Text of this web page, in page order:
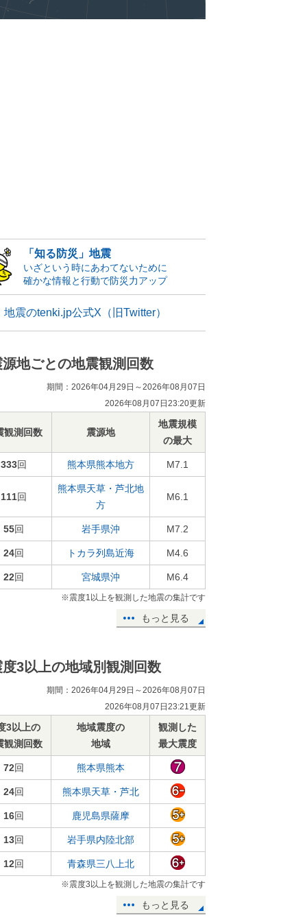
「知る防災」地震
いざという時にあわてないために
確かな情報と行動で防災力アップ
地震のtenki.jp公式X（旧Twitter）
源地ごとの地震観測回数
期間：2026年04月29日～2026年08月07日
2026年08月07日23:20更新
観測回数 震源地
地震規模
の最大
333回 熊本県熊本地方 M7.1
111回
熊本県天草・芦北地
方
M6.1
55回 岩手県沖 M7.2
24回 トカラ列島近海 M4.6
22回 宮城県沖 M6.4
※震度1以上を観測した地震の集計です
もっと見る
度3以上の地域別観測回数
期間：2026年04月29日～2026年08月07日
2026年08月07日23:21更新
3以上の
観測回数
地域震度の
地域
観測した
最大震度
72回 熊本県熊本
24回 熊本県天草・芦北
16回 鹿児島県薩摩
13回 岩手県内陸北部
12回 青森県三八上北
※震度3以上を観測した地震の集計です
もっと見る